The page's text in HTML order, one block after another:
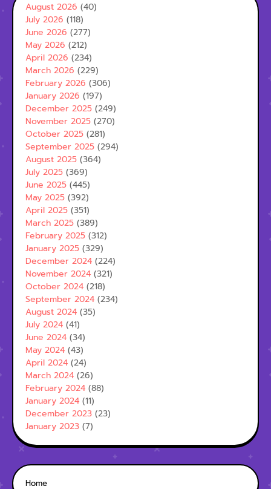
August 2026 (40)
July 2026 (118)
June 2026 (277)
May 2026 (212)
April 2026 (234)
March 2026 (229)
February 2026 (306)
January 2026 (197)
December 2025 (249)
November 2025 (270)
October 2025 (281)
September 2025 (294)
August 2025 (364)
July 2025 (369)
June 2025 (445)
May 2025 (392)
April 2025 (351)
March 2025 (389)
February 2025 (312)
January 2025 (329)
December 2024 (224)
November 2024 (321)
October 2024 (218)
September 2024 (234)
August 2024 (35)
July 2024 (41)
June 2024 (34)
May 2024 (43)
April 2024 (24)
March 2024 (26)
February 2024 (88)
January 2024 (11)
December 2023 (23)
January 2023 (7)
Home